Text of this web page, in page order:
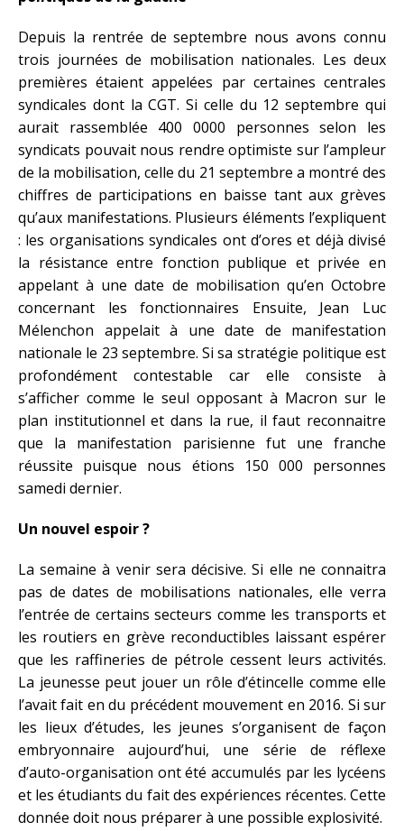
Depuis la rentrée de septembre nous avons connu
trois journées de mobilisation nationales. Les deux
premières étaient appelées par certaines centrales
syndicales dont la CGT. Si celle du 12 septembre qui
aurait rassemblée 400 0000 personnes selon les
syndicats pouvait nous rendre optimiste sur l’ampleur
de la mobilisation, celle du 21 septembre a montré des
chiffres de participations en baisse tant aux grèves
qu’aux manifestations. Plusieurs éléments l’expliquent
: les organisations syndicales ont d’ores et déjà divisé
la résistance entre fonction publique et privée en
appelant à une date de mobilisation qu’en Octobre
concernant les fonctionnaires Ensuite, Jean Luc
Mélenchon appelait à une date de manifestation
nationale le 23 septembre. Si sa stratégie politique est
profondément contestable car elle consiste à
s’afficher comme le seul opposant à Macron sur le
plan institutionnel et dans la rue, il faut reconnaitre
que la manifestation parisienne fut une franche
réussite puisque nous étions 150 000 personnes
samedi dernier.
Un nouvel espoir ?
La semaine à venir sera décisive. Si elle ne connaitra
pas de dates de mobilisations nationales, elle verra
l’entrée de certains secteurs comme les transports et
les routiers en grève reconductibles laissant espérer
que les raffineries de pétrole cessent leurs activités.
La jeunesse peut jouer un rôle d’étincelle comme elle
l’avait fait en du précédent mouvement en 2016. Si sur
les lieux d’études, les jeunes s’organisent de façon
embryonnaire aujourd’hui, une série de réflexe
d’auto-organisation ont été accumulés par les lycéens
et les étudiants du fait des expériences récentes. Cette
donnée doit nous préparer à une possible explosivité.